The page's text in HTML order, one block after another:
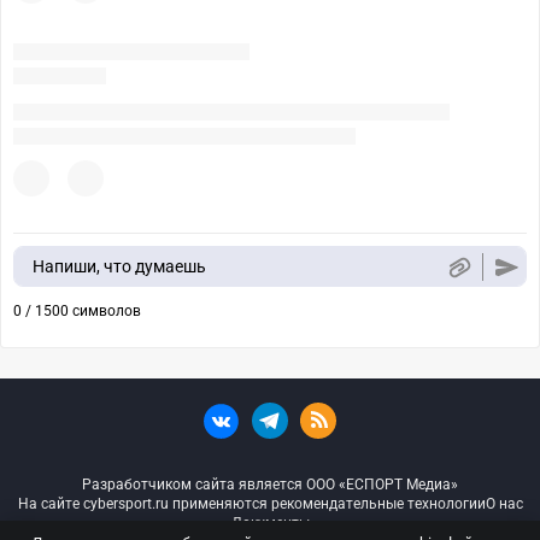
Напиши, что думаешь
0 / 1500 символов
Разработчиком сайта является ООО «ЕСПОРТ Медиа»
На сайте cybersport.ru применяются рекомендательные технологииО нас
Документы